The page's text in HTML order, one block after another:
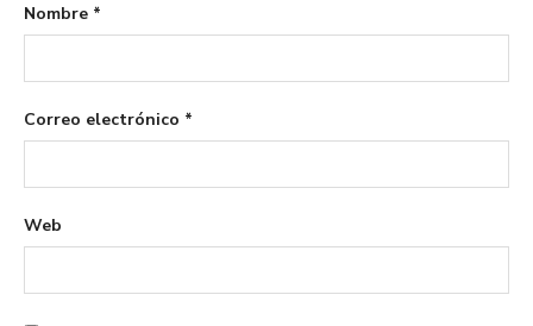
Nombre *
Correo electrónico *
Web